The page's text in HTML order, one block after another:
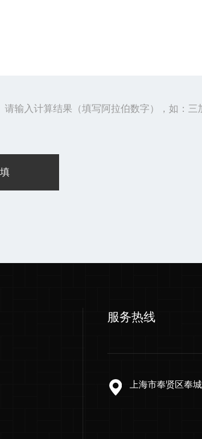
请输入计算结果（填写阿拉伯数字），如：三
服务热线
上海市奉贤区奉